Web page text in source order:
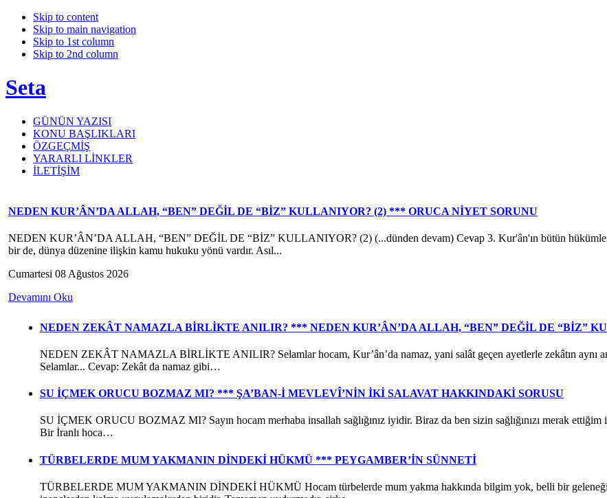
Skip to content
Skip to main navigation
Skip to 1st column
Skip to 2nd column
Seta
GÜNÜN YAZISI
KONU BAŞLIKLARI
ÖZGEÇMİŞ
YARARLI LİNKLER
İLETİŞİM
NEDEN KUR’ÂN’DA ALLAH, “BEN” DEĞİL DE “BİZ” KULLANIYOR? (2) *** ORUCA NİYET SORUNU
NEDEN KUR’ÂN’DA ALLAH, “BEN” DEĞİL DE “BİZ” KULLANIYOR? (2) (...dünden devam) Cevap 3. Kur'ân'ın bütün
bir de, dünya düzenine ilişkin kamu hukuku yönü vardır. Asıl...
Cumartesi 08 Ağustos 2026
Devamını Oku
NEDEN ZEKÂT NAMAZLA BİRLİKTE ANILIR? *** NEDEN KUR’ÂN’DA ALLAH, “BEN” DEĞİL DE “BİZ”
NEDEN ZEKÂT NAMAZLA BİRLİKTE ANILIR? Selamlar hocam, Kur’ân’da namaz, yani salât geçen ayetlerle zekâtın aynı
Selamlar... Cevap: Zekât da namaz gibi…
SU İÇMEK ORUCU BOZMAZ MI? *** ŞA’BAN-İ MEVLEVÎ’NİN İKİ SALAVAT HAKKINDAKİ SORUSU
SU İÇMEK ORUCU BOZMAZ MI? Sayın hocam merhaba insallah sağlığınız iyidir. Biraz da ben sizin sağlığınızı merak ettiğim
Bir İranlı hoca…
TÜRBELERDE MUM YAKMANIN DİNDEKİ HÜKMÜ *** PEYGAMBER’İN SÜNNETİ
TÜRBELERDE MUM YAKMANIN DİNDEKİ HÜKMÜ Hocam türbelerde mum yakma hakkında bilgim yok, belli bir geleneği